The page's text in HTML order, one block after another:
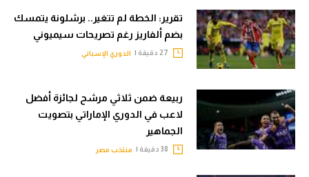
تقرير: الخطة لم تتغير.. برشلونة يتمسك
بضم ألفاريز رغم تصريحات سيميوني
الدوري الإسباني
ربيعة ضمن ثلاثي مرشح لجائزة أفضل
لاعب في الدوري الإماراتي بتصويت
الجماهير
منتخب مصر